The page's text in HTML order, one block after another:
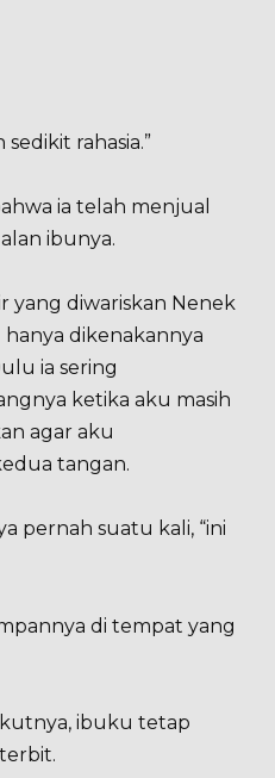
rahasia.”
ia telah menjual
ibunya.
yang diwariskan Nenek
dikenakannya
ia sering
ketika aku masih
agar aku
tangan.
pernah suatu kali, “ini
di tempat yang
ibuku tetap